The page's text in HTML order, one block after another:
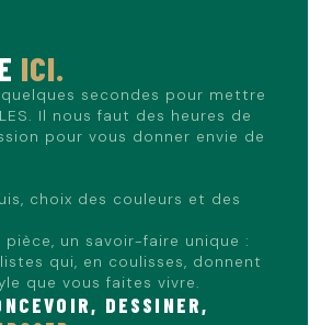
ICI.
secondes pour mettre
Il nous faut des heures de
pour vous donner envie de
choix des couleurs et des
pièce, un savoir-faire unique :
qui, en coulisses, donnent
que vous faites vivre.
DESSINER,